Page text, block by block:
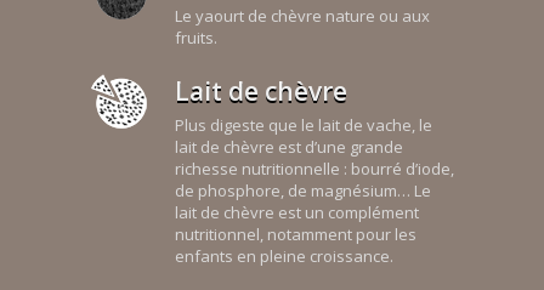
Le yaourt de chèvre nature ou aux
fruits.
Lait de chèvre
Plus digeste que le lait de vache, le
lait de chèvre est d’une grande
richesse nutritionnelle : bourré d’iode,
de phosphore, de magnésium… Le
lait de chèvre est un complément
nutritionnel, notamment pour les
enfants en pleine croissance.